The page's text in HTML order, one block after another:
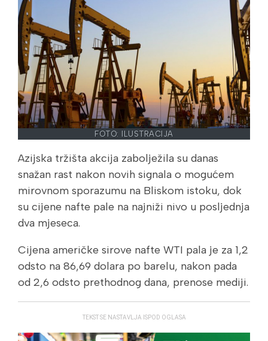
FOTO: ILUSTRACIJA
Azijska tržišta akcija zabolježila su danas
snažan rast nakon novih signala o mogućem
mirovnom sporazumu na Bliskom istoku, dok
su cijene nafte pale na najniži nivo u posljednja
dva mjeseca.
Cijena američke sirove nafte WTI pala je za 1,2
odsto na 86,69 dolara po barelu, nakon pada
od 2,6 odsto prethodnog dana, prenose mediji.
TEKST SE NASTAVLJA ISPOD OGLASA